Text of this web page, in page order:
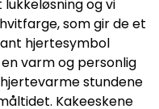
og vi
som gir de et
hjertesymbol
varm og personlig
stundene
Kakeeskene